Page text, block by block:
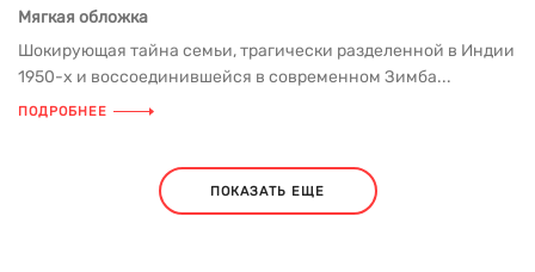
Мягкая обложка
Шокирующая тайна семьи, трагически разделенной в Индии
1950-х и воссоединившейся в современном Зимба...
ПОДРОБНЕЕ
ПОКАЗАТЬ ЕЩЕ